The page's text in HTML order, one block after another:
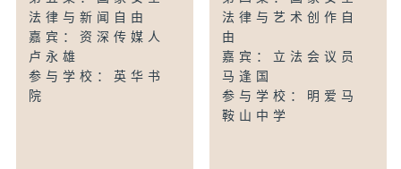
法律与新闻自由
嘉宾：资深传媒人
卢永雄
参与学校：英华书
院
法律与艺术创作自
由
嘉宾：立法会议员
马逢国
参与学校：明爱马
鞍山中学